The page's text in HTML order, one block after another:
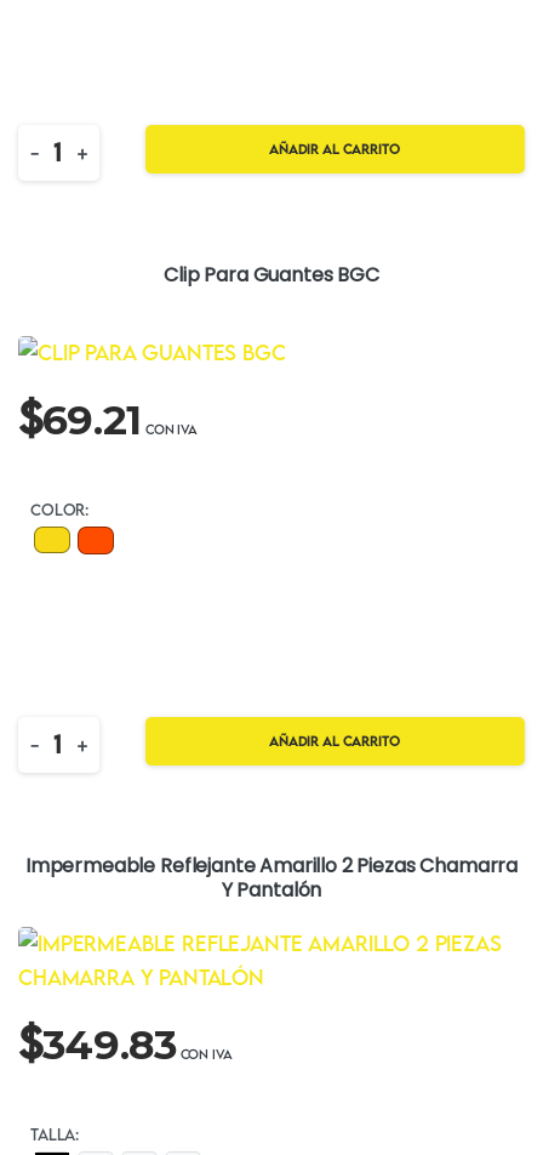
Quantity
- + Añadir al carrito
Clip Para Guantes BGC
$69.21
COLOR:
Quantity
- + Añadir al carrito
Impermeable Reflejante Amarillo 2 Piezas Chamarra
Y Pantalón
$349.83
TALLA: